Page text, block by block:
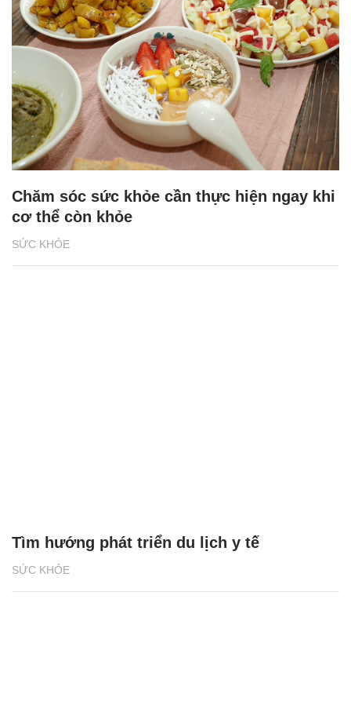
SỨC KHỎE
Chăm sóc sức khỏe cần thực hiện ngay khi
cơ thể còn khỏe
SỨC KHỎE
Tìm hướng phát triển du lịch y tế